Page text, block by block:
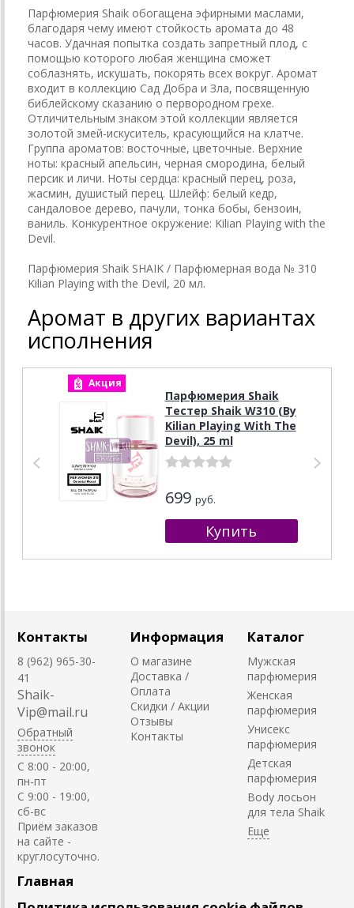
Парфюмерия Shaik обогащена эфирными маслами,
благодаря чему имеют стойкость аромата до 48
часов. Удачная попытка создать запретный плод, с
помощью которого любая женщина сможет
соблазнять, искушать, покорять всех вокруг. Аромат
входит в коллекцию Сад Добра и Зла, посвященную
библейскому сказанию о первородном грехе.
Отличительным знаком этой коллекции является
золотой змей-искуситель, красующийся на клатче.
Группа ароматов: восточные, цветочные. Верхние
ноты: красный апельсин, черная смородина, белый
персик и личи. Ноты сердца: красный перец, роза,
жасмин, душистый перец. Шлейф: белый кедр,
сандаловое дерево, пачули, тонка бобы, бензоин,
ваниль. Конкурентное окружение: Kilian Playing with the
Devil.
Парфюмерия Shaik SHAIK / Парфюмерная вода № 310
Kilian Playing with the Devil, 20 мл.
Аромат в других вариантах
исполнения
Акция
Парфюмерия Shaik
Тестер Shaik W310 (By
Kilian Playing With The
Devil), 25 ml
699 руб.
Контакты
8 (962) 965-30-
41
Shaik-
Vip@mail.ru
Обратный
звонок
C 8:00 - 20:00,
пн-пт
С 9:00 - 19:00,
сб-вс
Приём заказов
на сайте -
круглосуточно.
Информация
О магазине
Доставка /
Оплата
Скидки / Акции
Отзывы
Контакты
Каталог
Мужская
парфюмерия
Женская
парфюмерия
Унисекс
парфюмерия
Детская
парфюмерия
Body лосьон
для тела Shaik
Главная